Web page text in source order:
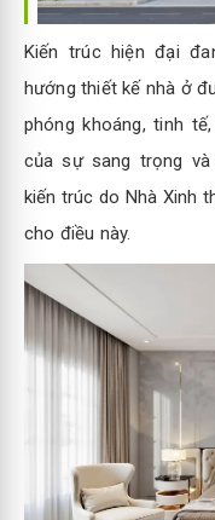
Kiến trúc hiện đại
hướng thiết kế nhà ở
phóng khoáng, tinh
của sự sang trọng và
kiến trúc do Nhà Xinh
cho điều này.